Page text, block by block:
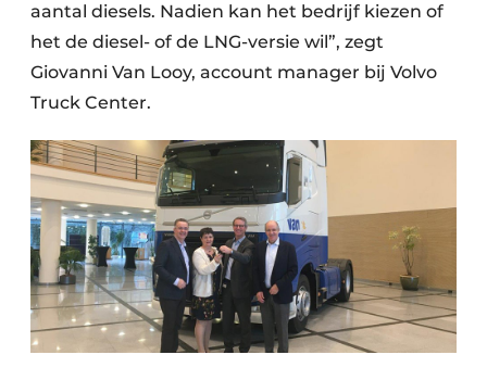
aantal diesels. Nadien kan het bedrijf kiezen of
het de diesel- of de LNG-versie wil”, zegt
Giovanni Van Looy, account manager bij Volvo
Truck Center.